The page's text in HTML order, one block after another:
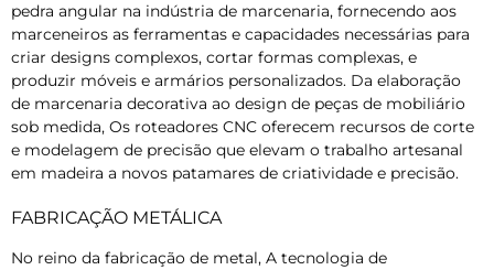
pedra angular na indústria de marcenaria, fornecendo aos
marceneiros as ferramentas e capacidades necessárias para
criar designs complexos, cortar formas complexas, e
produzir móveis e armários personalizados. Da elaboração
de marcenaria decorativa ao design de peças de mobiliário
sob medida, Os roteadores CNC oferecem recursos de corte
e modelagem de precisão que elevam o trabalho artesanal
em madeira a novos patamares de criatividade e precisão.
FABRICAÇÃO METÁLICA
No reino da fabricação de metal, A tecnologia de